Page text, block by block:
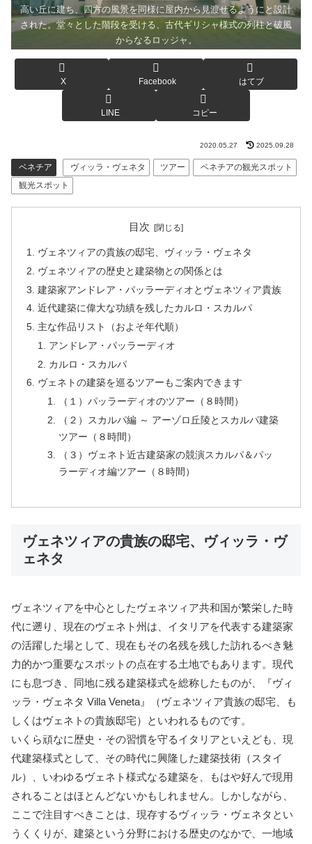
高い丘に建ち、四方の風景を同様に屋内から見渡せるようにと設計
された。堂々とした階段を受ける、古代ギリシャ様式の列柱と破風
からなるロッジャ。
X Facebook はてブ
LINE コピー
2020.05.27 2025.09.28
ベネチア ヴィッラ・ヴェネタ ツアー
ベネチアの観光スポット
観光スポット
目次
ヴェネツィアの貴族の邸宅、ヴィッラ・ヴェネタ
ヴェネツィアの歴史と建築物との関係とは
建築家アンドレア・パッラーディオとヴェネツィア貴族
近代建築に偉大な功績を残したカルロ・スカルパ
主な作品リスト（およそ年代順）
アンドレア・パッラーディオ
カルロ・スカルパ
ヴェネトの建築を巡るツアーもご案内できます
（１）パッラーディオのツアー（８時間）
（２）スカルパ編 ～ アーゾロ丘陵とスカルパ建築
ツアー（８時間）
（３）ヴェネト近古建築家の競演スカルパ＆パッ
ラーディオ編ツアー（８時間）
ヴェネツィアの貴族の邸宅、ヴィッラ・ヴ
ェネタ
ヴェネツィアを中心としたヴェネツィア共和国が繁栄した時
代に遡り、現在のヴェネト州は、イタリアを代表する建築家
の活躍した場として、現在もその名残を残した訪れるべき魅
力的かつ重要なスポットの点在する土地でもあります。現代
にも息づき、同地に残る建築様式を総称したものが、『ヴィ
ッラ・ヴェネタ Villa Veneta』（ヴェネツィア貴族の邸宅、も
しくはヴェネトの貴族邸宅）といわれるものです。
いくら頑なに歴史・その習慣を守るイタリアといえども、現
代建築様式として、その時代に興隆した建築技術（スタイ
ル）、いわゆるヴェネト様式なる建築を、もはや好んで現用
されることはほとんどないかもしれません。しかしながら、
ここで注目すべきことは、現存するヴィッラ・ヴェネタとい
うくくりが、建築という分野における歴史のなかで、一地域